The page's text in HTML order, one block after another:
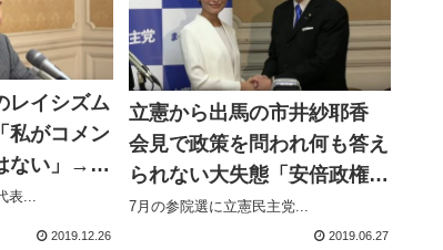
レイシズム
私がコメン
ない」→一
業につい
しい」これ
...
2019.12.26
立憲から出馬の市井紗耶香
会見で政策を問われ何も答え
られない大失態「安倍政権で
許せないことは消費増税」←
枝野代表が閣議でサイン
7月の参院選に立憲民主党...
2019.06.27